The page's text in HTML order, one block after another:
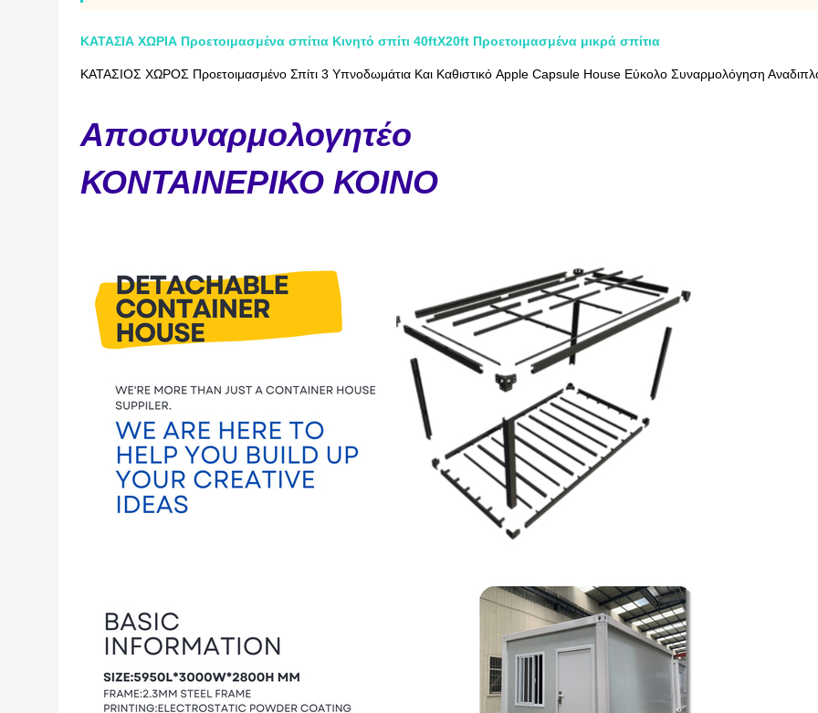
ΚΑΤΑΣΙΑ ΧΩΡΙΑ Προετοιμασμένα σπίτια Κινητό σπίτι 40ftX20ft Προετοιμασμένα μικρά σπίτια
ΚΑΤΑΣΙΟΣ ΧΩΡΟΣ Προετοιμασμένο Σπίτι 3 Υπνοδωμάτια Και Καθιστικό Apple Capsule House Εύκολο Συναρμολόγηση
Αποσυναρμολογητέο
ΚΟΝΤΑΙΝΕΡΙΚΟ ΚΟΙΝΟ